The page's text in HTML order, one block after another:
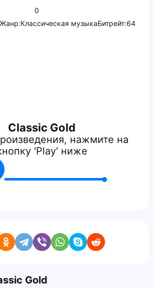
0
Жанр:Классическая музыкаБитрейт:64
Classic Gold
нажмите на
'Play' ниже
Gold